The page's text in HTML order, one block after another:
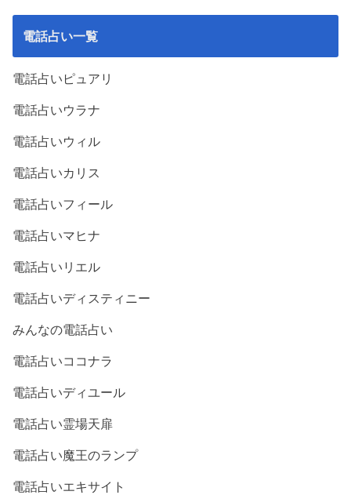
電話占い一覧
電話占いピュアリ
電話占いウラナ
電話占いウィル
電話占いカリス
電話占いフィール
電話占いマヒナ
電話占いリエル
電話占いディスティニー
みんなの電話占い
電話占いココナラ
電話占いディユール
電話占い霊場天扉
電話占い魔王のランプ
電話占いエキサイト